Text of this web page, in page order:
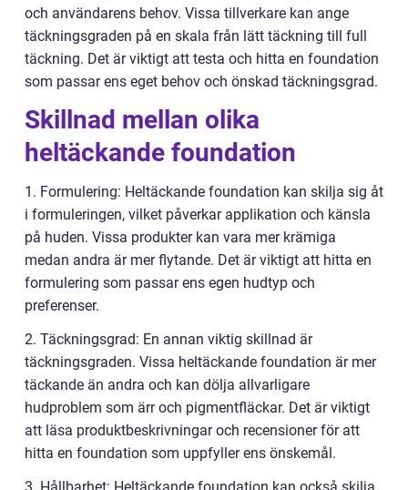
och användarens behov. Vissa tillverkare kan ange
täckningsgraden på en skala från lätt täckning till full
täckning. Det är viktigt att testa och hitta en foundation
som passar ens eget behov och önskad täckningsgrad.
Skillnad mellan olika
heltäckande foundation
1. Formulering: Heltäckande foundation kan skilja sig åt
i formuleringen, vilket påverkar applikation och känsla
på huden. Vissa produkter kan vara mer krämiga
medan andra är mer flytande. Det är viktigt att hitta en
formulering som passar ens egen hudtyp och
preferenser.
2. Täckningsgrad: En annan viktig skillnad är
täckningsgraden. Vissa heltäckande foundation är mer
täckande än andra och kan dölja allvarligare
hudproblem som ärr och pigmentfläckar. Det är viktigt
att läsa produktbeskrivningar och recensioner för att
hitta en foundation som uppfyller ens önskemål.